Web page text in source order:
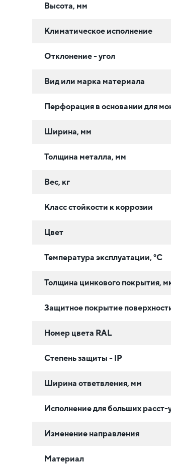
Высота, мм
Климатическое исполнение
Отклонение - угол
Вид или марка материала
Перфорация в основании для
Ширина, мм
Толщина металла, мм
Вес, кг
Класс стойкости к коррозии
Цвет
Температура эксплуатации, °C
Толщина цинкового покрытия,
Защитное покрытие
Номер цвета RAL
Степень защиты - IP
Ширина ответвления, мм
Исполнение для больших
Изменение направления
Материал